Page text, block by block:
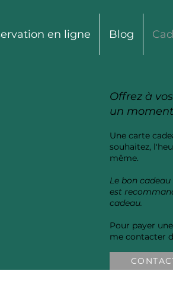
en ligne Blog
Offrez à
un
Une carte
souhaitez,
même.
Le bon
est
cadeau.
Pour payer
me contacter